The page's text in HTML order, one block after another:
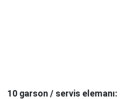
10 garson / servis elemanı: